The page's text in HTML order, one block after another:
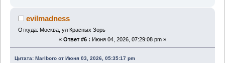
evilmadness
Откуда: Москва, ул Красных Зорь
« Ответ #6 : Июня 04, 2026, 07:29:08 pm »
Цитата: Marlboro от Июня 03, 2026, 05:35:17 pm